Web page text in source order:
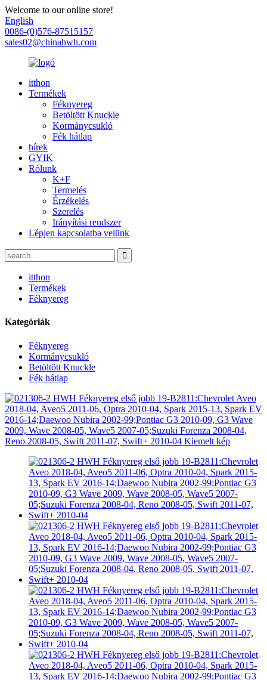
Welcome to our online store!
English
0086-(0)576-87515157
sales02@chinahwh.com
itthon
Termékek
Féknyereg
Betöltött Knuckle
Kormánycsukló
Fék hátlap
hírek
GYIK
Rólunk
K+F
Termelés
Érzékelés
Szerelés
Irányítási rendszer
Lépjen kapcsolatba velünk
itthon
Termékek
Féknyereg
Kategóriák
Féknyereg
Kormánycsukló
Betöltött Knuckle
Fék hátlap